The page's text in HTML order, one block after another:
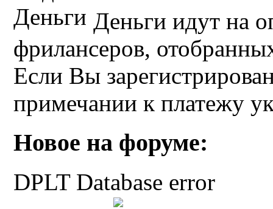
Деньги идут на
фрилансеров,
Если Вы
примечании к платежу
Новое на форуме:
DPLT Database error